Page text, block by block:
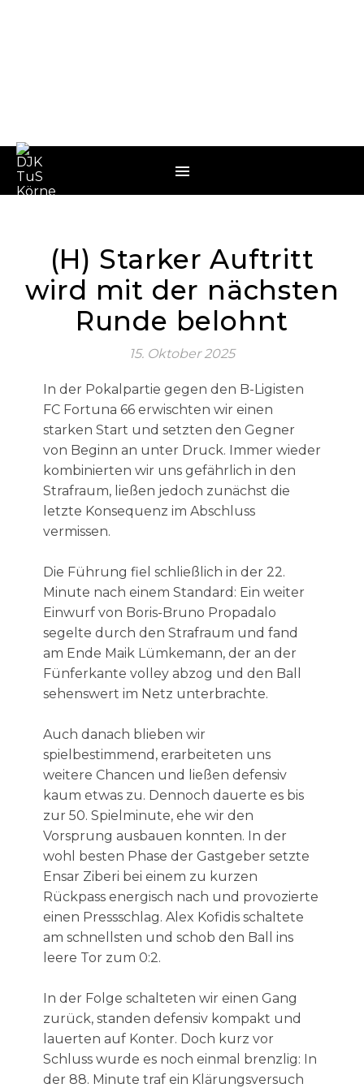
(H) Starker Auftritt
wird mit der nächsten
Runde belohnt
15. Oktober 2025
In der Pokalpartie gegen den B-Ligisten
FC Fortuna 66 erwischten wir einen
starken Start und setzten den Gegner
von Beginn an unter Druck. Immer wieder
kombinierten wir uns gefährlich in den
Strafraum, ließen jedoch zunächst die
letzte Konsequenz im Abschluss
vermissen.
Die Führung fiel schließlich in der 22.
Minute nach einem Standard: Ein weiter
Einwurf von Boris-Bruno Propadalo
segelte durch den Strafraum und fand
am Ende Maik Lümkemann, der an der
Fünferkante volley abzog und den Ball
sehenswert im Netz unterbrachte.
Auch danach blieben wir
spielbestimmend, erarbeiteten uns
weitere Chancen und ließen defensiv
kaum etwas zu. Dennoch dauerte es bis
zur 50. Spielminute, ehe wir den
Vorsprung ausbauen konnten. In der
wohl besten Phase der Gastgeber setzte
Ensar Ziberi bei einem zu kurzen
Rückpass energisch nach und provozierte
einen Pressschlag. Alex Kofidis schaltete
am schnellsten und schob den Ball ins
leere Tor zum 0:2.
In der Folge schalteten wir einen Gang
zurück, standen defensiv kompakt und
lauerten auf Konter. Doch kurz vor
Schluss wurde es noch einmal brenzlig: In
der 88. Minute traf ein Klärungsversuch